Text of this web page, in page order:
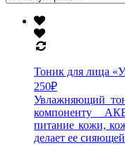
Тоник для лица
250₽
Увлажняющий
компоненту
питание кожи,
делает ее